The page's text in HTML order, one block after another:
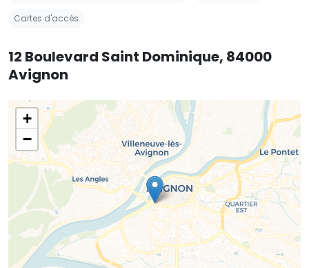
Cartes d'accès
12 Boulevard Saint Dominique, 84000
Avignon
+
−